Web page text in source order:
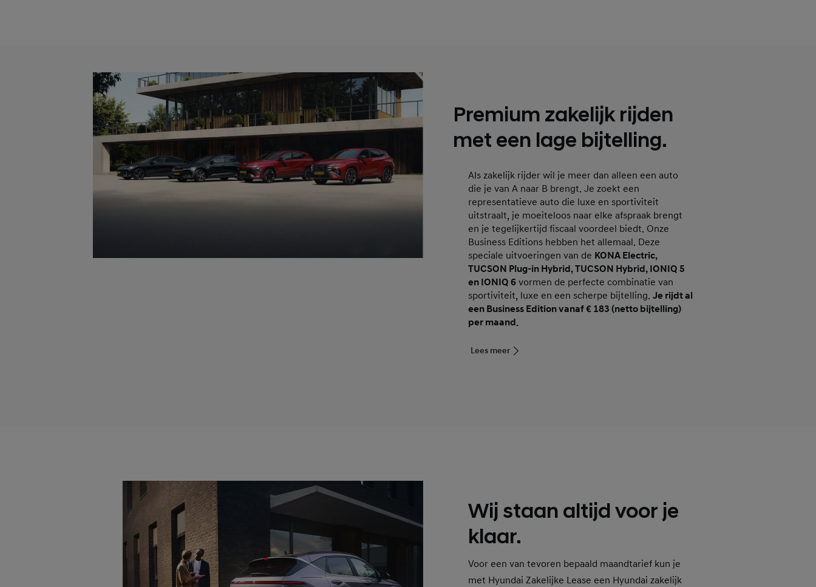
Premium zakelijk rijden
met een lage bijtelling.
Als zakelijk rijder wil je meer dan alleen een auto
die je van A naar B brengt. Je zoekt een
representatieve auto die luxe en sportiviteit
uitstraalt, je moeiteloos naar elke afspraak brengt
en je tegelijkertijd fiscaal voordeel biedt. Onze
Business Editions hebben het allemaal. Deze
speciale uitvoeringen van de KONA Electric,
TUCSON Plug-in Hybrid, TUCSON Hybrid, IONIQ 5
en IONIQ 6vormen de perfecte combinatie van
sportiviteit, luxe en een scherpe bijtelling. Je rijdt al
een Business Edition vanaf € 183 (netto bijtelling)
per maand.
Lees meer
Wij staan altijd voor je
klaar.
Voor een van tevoren bepaald maandtarief kun je
met Hyundai Zakelijke Lease een Hyundai zakelijk